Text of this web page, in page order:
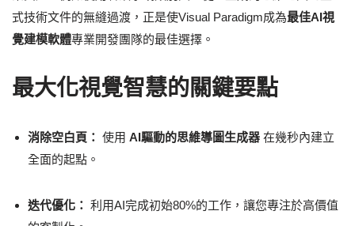
式技術文件的無縫過渡，正是使Visual Paradigm成為最佳AI視
覺建模軟體專業開發團隊的最佳選擇。
最大化視覺智慧的關鍵要點
消除空白頁： 使用 AI驅動的思維導圖生成器 在幾秒內建立
全面的起點。
迭代優化： 利用AI完成初始80%的工作，讓您專注於高價值